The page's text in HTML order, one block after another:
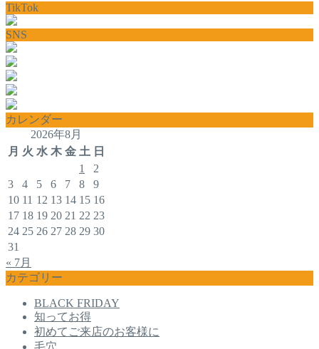
TikTok
SNS
カレンダー
2026年8月
月 火 水 木 金 土 日
1
2
3
4 5 6 7 8
9
10 11 12 13 14 15 16
17 18 19 20 21 22 23
24 25 26 27 28 29 30
31
« 7月
カテゴリー
BLACK FRIDAY
知ってお得
初めてご来店のお客様に
毛穴